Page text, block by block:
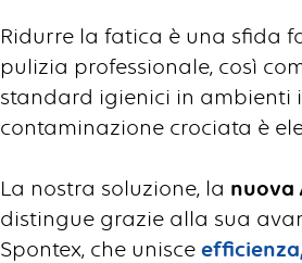
Ridurre la fatica è una sfida
pulizia professionale, così
standard igienici in ambienti
contaminazione crociata è
La nostra soluzione, la nuova
distingue grazie alla sua
Spontex, che unisce